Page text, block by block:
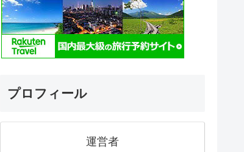
プロフィール
運営者